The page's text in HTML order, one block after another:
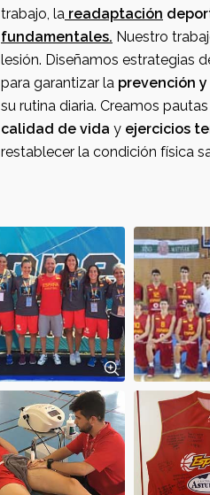
trabajo, la readaptación
fundamentales. Nuestro
lesión. Diseñamos estrategias
para garantizar la prevención
su rutina diaria. Creamos
calidad de vida y